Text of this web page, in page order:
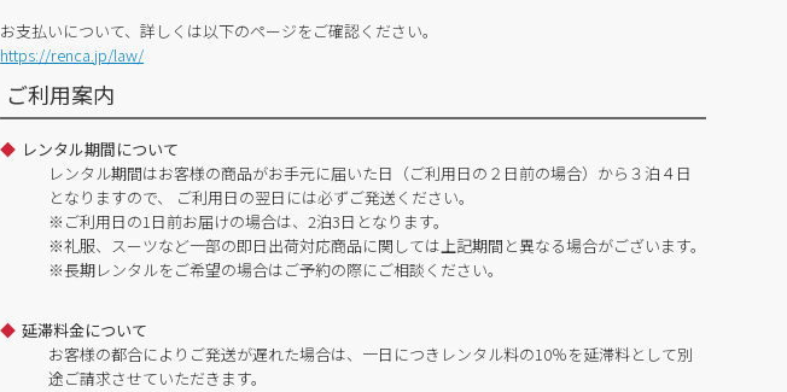
お支払いについて、詳しくは以下のページをご確認ください。
https://renca.jp/law/
ご利用案内
レンタル期間について
レンタル期間はお客様の商品がお手元に届いた日（ご利用日の２日前の場合）から３泊４日
となりますので、 ご利用日の翌日には必ずご発送ください。
※ご利用日の1日前お届けの場合は、2泊3日となります。
※礼服、スーツなど一部の即日出荷対応商品に関しては上記期間と異なる場合がございます。
※長期レンタルをご希望の場合はご予約の際にご相談ください。
延滞料金について
お客様の都合によりご発送が遅れた場合は、一日につきレンタル料の10％を延滞料として別
途ご請求させていただきます。